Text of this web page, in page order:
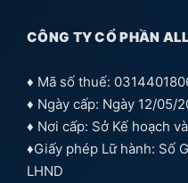
CÔNG TY CỔ PHẦN
♦ Mã số thuế:
♦ Ngày cấp: Ngày 12/05/
♦ Nơi cấp: Sở Kế hoạch
♦Giấy phép Lữ hành: Số
LHND